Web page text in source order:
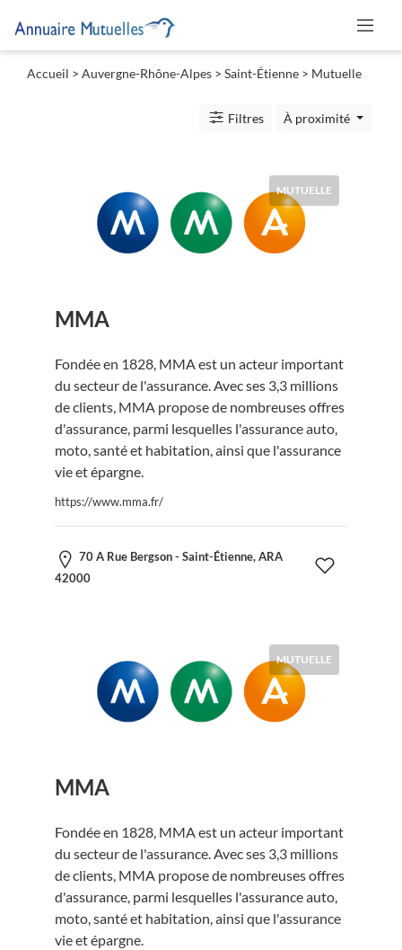
Accueil > Auvergne-Rhône-Alpes > Saint-Étienne > Mutuelle
Filtres À proximité
MUTUELLE
MMA
Fondée en 1828, MMA est un acteur important
du secteur de l'assurance. Avec ses 3,3 millions
de clients, MMA propose de nombreuses offres
d'assurance, parmi lesquelles l'assurance auto,
moto, santé et habitation, ainsi que l'assurance
vie et épargne.
https://www.mma.fr/
70 A Rue Bergson - Saint-Étienne, ARA
42000
MUTUELLE
MMA
Fondée en 1828, MMA est un acteur important
du secteur de l'assurance. Avec ses 3,3 millions
de clients, MMA propose de nombreuses offres
d'assurance, parmi lesquelles l'assurance auto,
moto, santé et habitation, ainsi que l'assurance
vie et épargne.